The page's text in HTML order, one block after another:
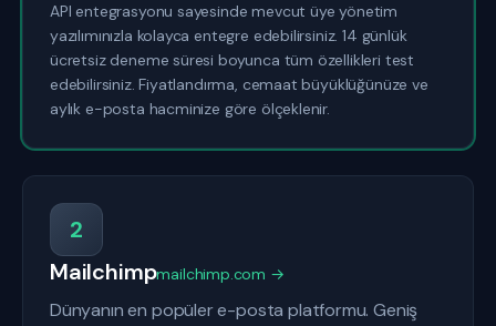
API entegrasyonu sayesinde mevcut üye yönetim
yazılımınızla kolayca entegre edebilirsiniz. 14 günlük
ücretsiz deneme süresi boyunca tüm özellikleri test
edebilirsiniz. Fiyatlandırma, cemaat büyüklüğünüze ve
aylık e-posta hacminize göre ölçeklenir.
2
Mailchimpmailchimp.com →
Dünyanın en popüler e-posta platformu. Geniş